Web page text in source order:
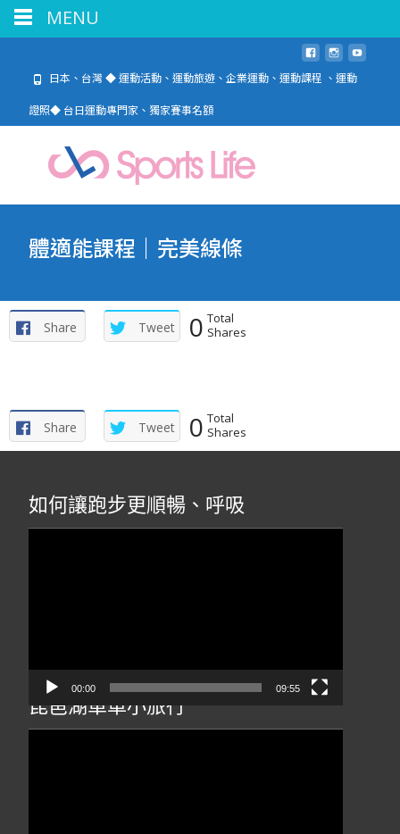
日本、台灣 ◆ 運動活動、運動旅遊、企業運動、運動課程 、運動
證照◆ 台日運動專門家、獨家賽事名額
體適能課程｜完美線條
Share Tweet 0 Total
Shares
Share Tweet 0 Total
Shares
如何讓跑步更順暢、呼吸
00:00 09:55
琵琶湖單車小旅行
MENU